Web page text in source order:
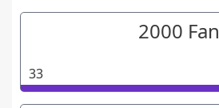
2000 Fan
33